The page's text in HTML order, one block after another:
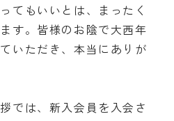
てもいいとは、まったく
す。皆様のお陰で大西年
いただき、本当にありが
では、新入会員を入会さ